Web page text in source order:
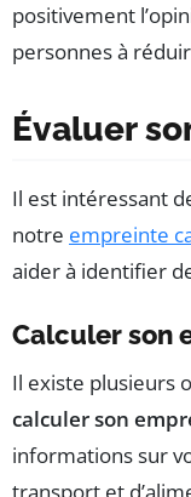
positivement
personnes à
Évaluer
Il est intéressant
notre empreinte
aider à identifier
Calculer son
Il existe plusieurs
calculer son
informations sur